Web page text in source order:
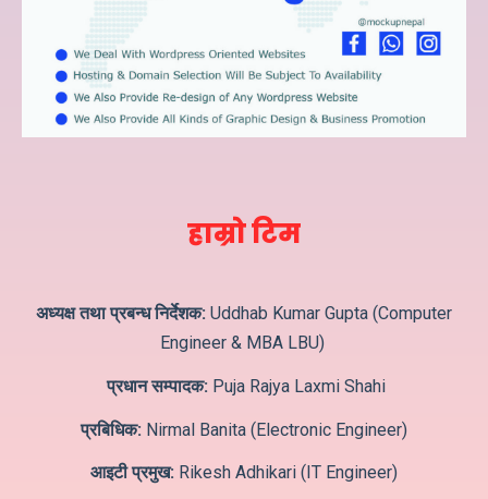
हाम्रो टिम
अध्यक्ष तथा प्रबन्ध निर्देशक: Uddhab Kumar Gupta (Computer
Engineer & MBA LBU)
प्रधान सम्पादक: Puja Rajya Laxmi Shahi
प्रबिधिक: Nirmal Banita (Electronic Engineer)
आइटी प्रमुख: Rikesh Adhikari (IT Engineer)